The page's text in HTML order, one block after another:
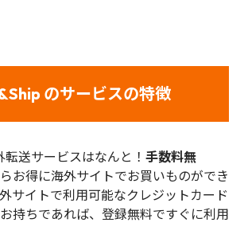
のサービスの特徴
転送サービスはなんと！ 手数料無
お得に海外サイトでお買いものができ
サイトで利用可能なクレジットカード
持ちであれば、登録無料ですぐに利用